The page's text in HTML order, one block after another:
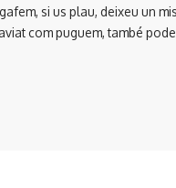
si us plau, deixeu un
com puguem, també